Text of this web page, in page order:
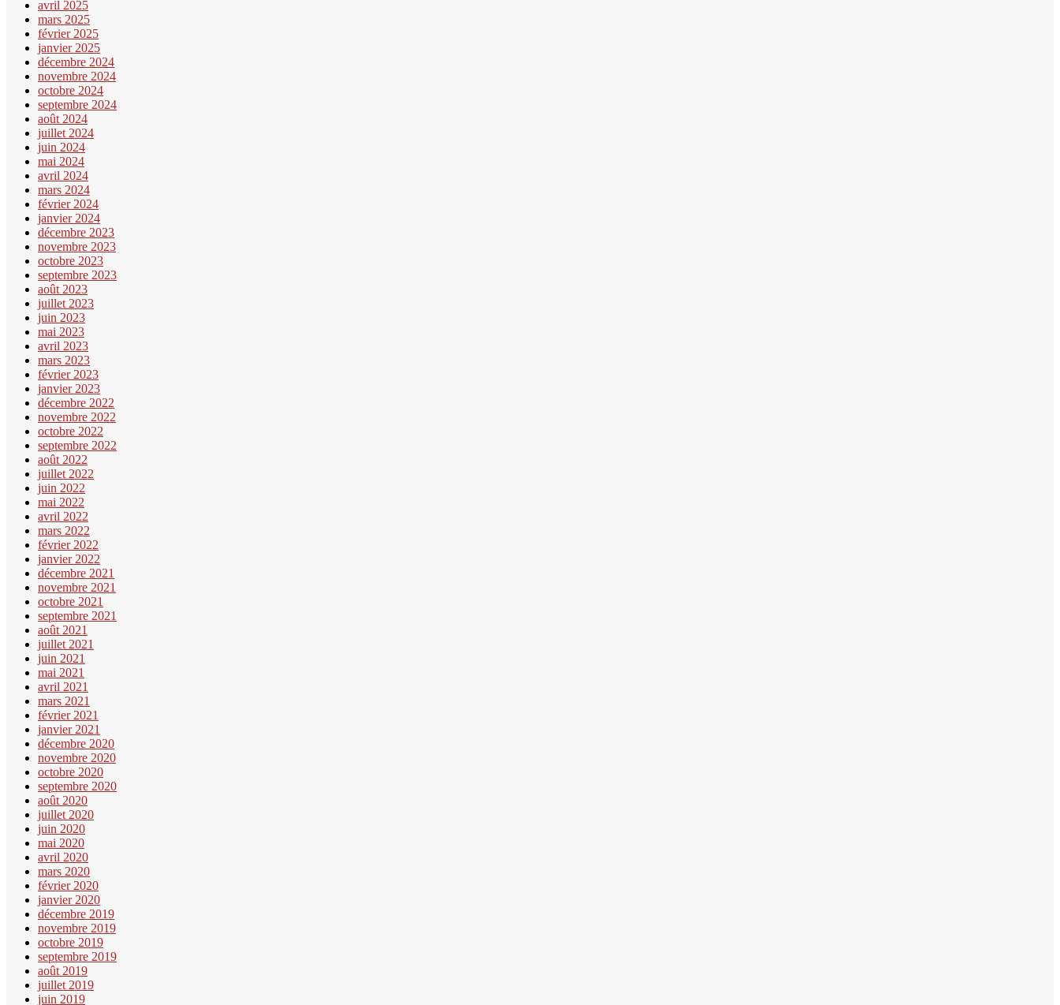
avril 2025
mars 2025
février 2025
janvier 2025
décembre 2024
novembre 2024
octobre 2024
septembre 2024
août 2024
juillet 2024
juin 2024
mai 2024
avril 2024
mars 2024
février 2024
janvier 2024
décembre 2023
novembre 2023
octobre 2023
septembre 2023
août 2023
juillet 2023
juin 2023
mai 2023
avril 2023
mars 2023
février 2023
janvier 2023
décembre 2022
novembre 2022
octobre 2022
septembre 2022
août 2022
juillet 2022
juin 2022
mai 2022
avril 2022
mars 2022
février 2022
janvier 2022
décembre 2021
novembre 2021
octobre 2021
septembre 2021
août 2021
juillet 2021
juin 2021
mai 2021
avril 2021
mars 2021
février 2021
janvier 2021
décembre 2020
novembre 2020
octobre 2020
septembre 2020
août 2020
juillet 2020
juin 2020
mai 2020
avril 2020
mars 2020
février 2020
janvier 2020
décembre 2019
novembre 2019
octobre 2019
septembre 2019
août 2019
juillet 2019
juin 2019